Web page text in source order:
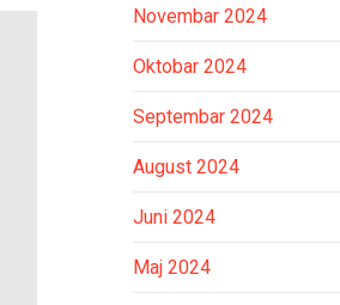
Novembar 2024
Oktobar 2024
Septembar 2024
August 2024
Juni 2024
Maj 2024